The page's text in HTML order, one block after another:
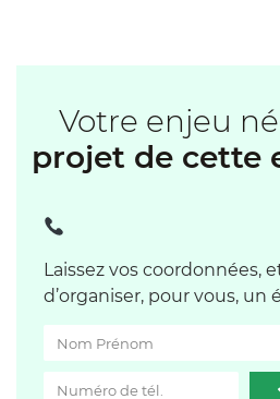
Votre enjeu
projet de cette
Laissez vos coordonnées,
d’organiser, pour vous, un